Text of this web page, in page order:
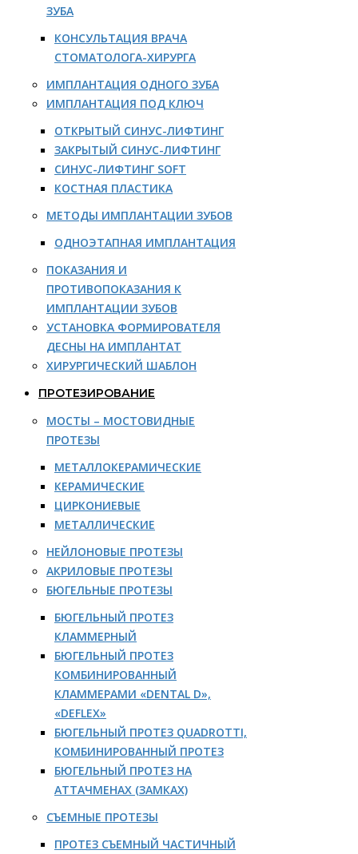
ЗУБА
КОНСУЛЬТАЦИЯ ВРАЧА
СТОМАТОЛОГА-ХИРУРГА
ИМПЛАНТАЦИЯ ОДНОГО ЗУБА
ИМПЛАНТАЦИЯ ПОД КЛЮЧ
ОТКРЫТЫЙ СИНУС-ЛИФТИНГ
ЗАКРЫТЫЙ СИНУС-ЛИФТИНГ
СИНУС-ЛИФТИНГ SOFT
КОСТНАЯ ПЛАСТИКА
МЕТОДЫ ИМПЛАНТАЦИИ ЗУБОВ
ОДНОЭТАПНАЯ ИМПЛАНТАЦИЯ
ПОКАЗАНИЯ И
ПРОТИВОПОКАЗАНИЯ К
ИМПЛАНТАЦИИ ЗУБОВ
УСТАНОВКА ФОРМИРОВАТЕЛЯ
ДЕСНЫ НА ИМПЛАНТАТ
ХИРУРГИЧЕСКИЙ ШАБЛОН
ПРОТЕЗИРОВАНИЕ
МОСТЫ – МОСТОВИДНЫЕ
ПРОТЕЗЫ
МЕТАЛЛОКЕРАМИЧЕСКИЕ
КЕРАМИЧЕСКИЕ
ЦИРКОНИЕВЫЕ
МЕТАЛЛИЧЕСКИЕ
НЕЙЛОНОВЫЕ ПРОТЕЗЫ
АКРИЛОВЫЕ ПРОТЕЗЫ
БЮГЕЛЬНЫЕ ПРОТЕЗЫ
БЮГЕЛЬНЫЙ ПРОТЕЗ
КЛАММЕРНЫЙ
БЮГЕЛЬНЫЙ ПРОТЕЗ
КОМБИНИРОВАННЫЙ
КЛАММЕРАМИ «DENTAL D»,
«DEFLEX»
БЮГЕЛЬНЫЙ ПРОТЕЗ QUADROTTI,
КОМБИНИРОВАННЫЙ ПРОТЕЗ
БЮГЕЛЬНЫЙ ПРОТЕЗ НА
АТТАЧМЕНАХ (ЗАМКАХ)
СЪЕМНЫЕ ПРОТЕЗЫ
ПРОТЕЗ СЪЕМНЫЙ ЧАСТИЧНЫЙ